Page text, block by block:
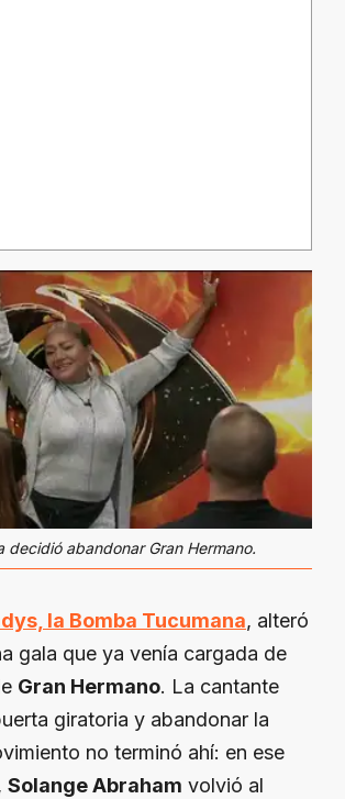
decidió abandonar Gran Hermano.
la Bomba Tucumana, alteró
gala que ya venía cargada de
Gran Hermano. La cantante
giratoria y abandonar la
no terminó ahí: en ese
Solange Abraham volvió al